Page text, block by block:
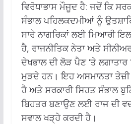
ਵਿਰੋਧਾਭਾਸ ਮੌਜੂਦ ਹੈ: ਜਦੋਂ ਕਿ
ਸੰਭਾਲ ਪਹਿਲਕਦਮੀਆਂ ਨੂੰ
ਸਾਰੇ ਨਾਗਰਿਕਾਂ ਲਈ ਮਿਆਰੀ
ਹੈ, ਰਾਜਨੀਤਿਕ ਨੇਤਾ ਅਤੇ
ਦੇਖਭਾਲ ਦੀ ਲੋੜ ਪੈਣ ‘ਤੇ ਲਗਾਤਾਰ
ਮੁੜਦੇ ਹਨ। ਇਹ ਅਸਮਾਨਤਾ
ਹੈ ਅਤੇ ਸਰਕਾਰੀ ਸਿਹਤ ਸੰਭਾਲ
ਬਿਹਤਰ ਬਣਾਉਣ ਲਈ ਰਾਜ ਦੀ
ਸਵਾਲ ਖੜ੍ਹੇ ਕਰਦੀ ਹੈ।